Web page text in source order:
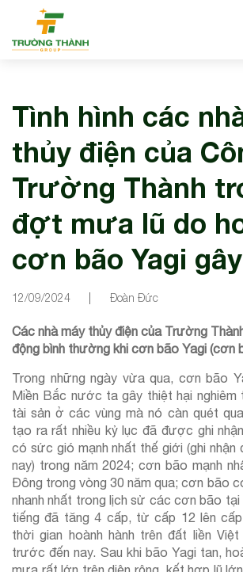
Tình hình các
thủy điện của
Trường Thành
đợt mưa lũ do
cơn bão Yagi
12/09/2024 Đoàn Đức
Các nhà máy thủy điện của Trường
động bình thường khi cơn bão Yagi (cơn
Trong những ngày vừa qua, cơn bão
Miền Bắc nước ta gây thiệt hại nghiêm
tài sản ở các vùng mà nó càn quét
tạo ra rất nhiều kỷ lục đã được ghi
có sức gió mạnh nhất thế giới (ghi nhận
nay) trong năm 2024; cơn bão mạnh
Đông trong vòng 30 năm qua; cơn bão
nhanh nhất trong lịch sử các cơn bão tại
tiếng đã tăng 4 cấp, từ cấp 12 lên
thời gian hoành hành trên đất liền
trước đến nay. Sau khi bão Yagi tan,